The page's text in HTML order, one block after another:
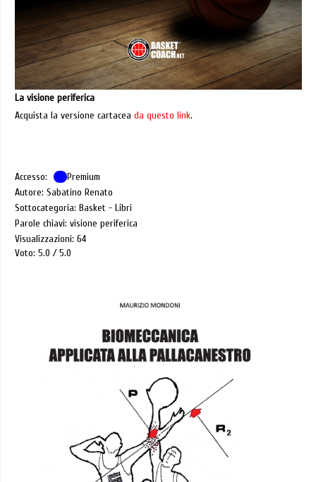
La visione periferica
Acquista la versione cartacea da questo link.
Accesso:
Premium
Autore: Sabatino Renato
Sottocategoria: Basket - Libri
Parole chiavi: visione periferica
Visualizzazioni: 64
Voto: 5.0
5.0